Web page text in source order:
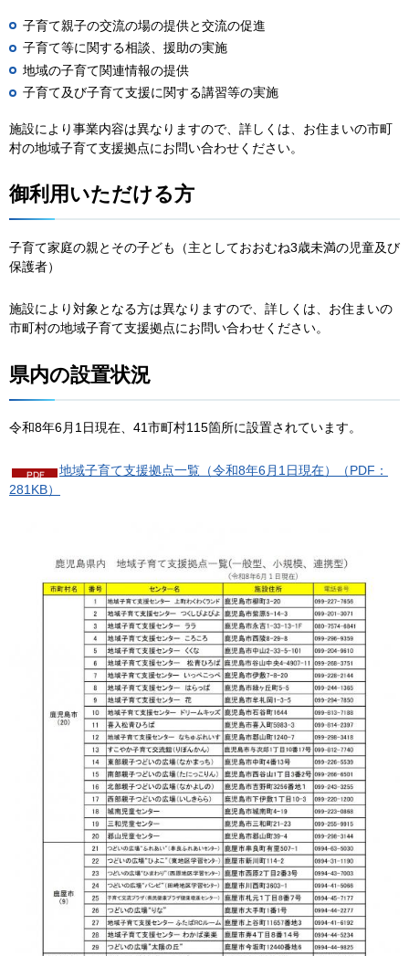
子育て親子の交流の場の提供と交流の促進
子育て等に関する相談、援助の実施
地域の子育て関連情報の提供
子育て及び子育て支援に関する講習等の実施
施設により事業内容は異なりますので、詳しくは、お住まいの市町
村の地域子育て支援拠点にお問い合わせください。
御利用いただける方
子育て家庭の親とその子ども（主としておおむね3歳未満の児童及び
保護者）
施設により対象となる方は異なりますので、詳しくは、お住まいの
市町村の地域子育て支援拠点にお問い合わせください。
県内の設置状況
令和8年6月1日現在、41市町村115箇所に設置されています。
地域子育て支援拠点一覧（令和8年6月1日現在）（PDF：
281KB）